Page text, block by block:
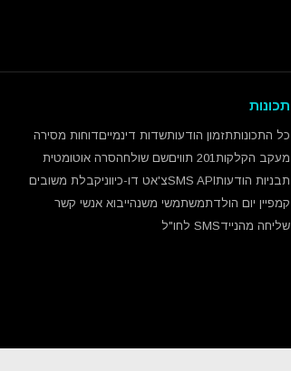
תכונות
כל התכונותתזמון הודעותשדות דינמייםדוחות מסירה
מעקב הקלקות201 תווים שם שולחהסרה אוטומטית
תבניות הודעותSMS APIצ'אט דו-כיווניקבלת משובים
קמפיין יום הולדתמשתמשי משנהייבוא אנשי קשר
שליחה מהניידSMS לחו"ל